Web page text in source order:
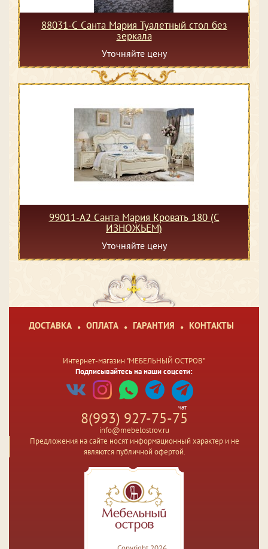
88031-С Санта Мария Туалетный стол без
зеркала
Уточняйте цену
99011-А2 Санта Мария Кровать 180 (С
ИЗНОЖЬЕМ)
Уточняйте цену
ДОСТАВКА ОПЛАТА ГАРАНТИЯ КОНТАКТЫ
Интернет-магазин "МЕБЕЛЬНЫЙ ОСТРОВ"
Подписывайтесь на наши соцсети:
чат
8(993) 927-75-75
info@mebelostrov.ru
Предложения на сайте носят информационный характер и не
являются публичной офертой.